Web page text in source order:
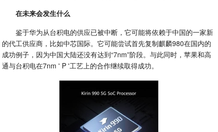
在未来会发生什么
鉴于华为从台积电的供应已被中断，它可能将依赖于中国的一家新
的代工供应商，比如中芯国际。它可能尝试首先复制麒麟980在国内的
成功例子，因为中国大陆还没有达到“7nm”阶段。与此同时，苹果和高
通与台积电在7nm ' P '工艺上的合作继续取得成功。